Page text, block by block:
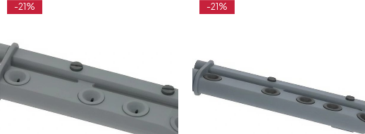
-21% -21%